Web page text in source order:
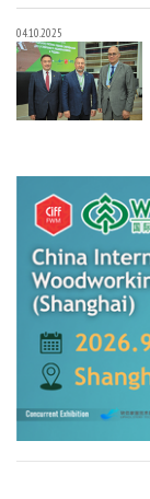
04.10.2025